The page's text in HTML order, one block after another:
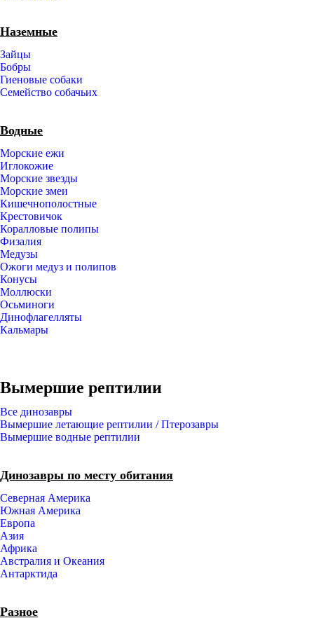
Наземные
Зайцы
Бобры
Гиеновые собаки
Семейство собачьих
Водные
Морские ежи
Иглокожие
Морские звезды
Морские змеи
Кишечнополостные
Крестовичок
Коралловые полипы
Физалия
Медузы
Ожоги медуз и полипов
Конусы
Моллюски
Осьминоги
Динофлагелляты
Кальмары
Вымершие рептилии
Все динозавры
Вымершие летающие рептилии / Птерозавры
Вымершие водные рептилии
Динозавры по месту обитания
Северная Америка
Южная Америка
Европа
Азия
Африка
Австралия и Океания
Антарктида
Разное